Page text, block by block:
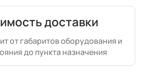
доставки
от габаритов оборудования и
до пункта назначения